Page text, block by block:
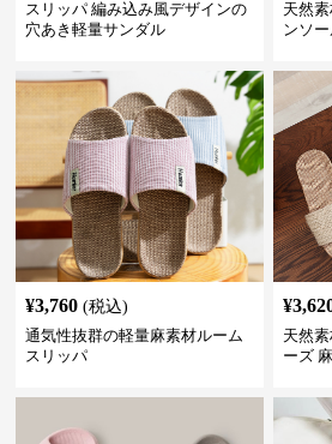
スリッパ 編み込み風デザインの
穴あき軽量サンダル
天然
ンソ
¥3,760 (税込)
通気性抜群の軽量麻素材ルーム
スリッパ
¥
天然
ーズ